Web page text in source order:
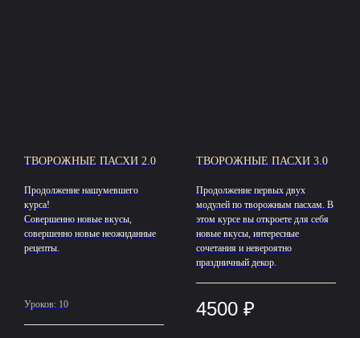
ТВОРОЖНЫЕ ПАСХИ 2.0
Продолжение нашумевшего
курса!
Совершенно новые вкусы,
совершенно новые неожиданные
рецепты.
Уроков: 10
ТВОРОЖНЫЕ ПАСХИ 3.0
Продолжение первых двух
модулей по творожным пасхам. В
этом курсе вы откроете для себя
новые вкусы, интересные
сочетания и невероятно
праздничный декор.
4500 ₽